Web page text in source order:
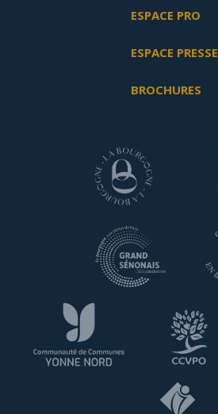
ESPACE PRO
ESPACE PRESSE
BROCHURES